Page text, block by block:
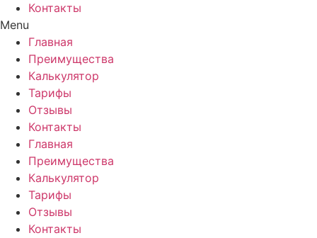
Контакты
Menu
Главная
Преимущества
Калькулятор
Тарифы
Отзывы
Контакты
Главная
Преимущества
Калькулятор
Тарифы
Отзывы
Контакты